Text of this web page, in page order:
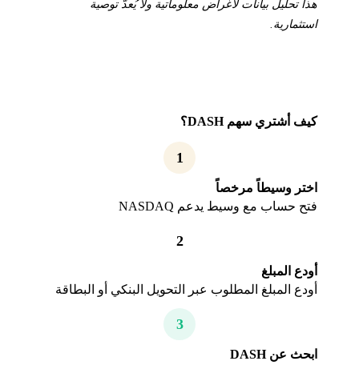
هذا تحليل بيانات لأغراض معلوماتية ولا يُعدّ توصية
استثمارية.
كيف أشتري سهم DASH؟
1
اختر وسيطاً مرخصاً
فتح حساب مع وسيط يدعم NASDAQ
2
أودع المبلغ
أودع المبلغ المطلوب عبر التحويل البنكي أو البطاقة
3
ابحث عن DASH